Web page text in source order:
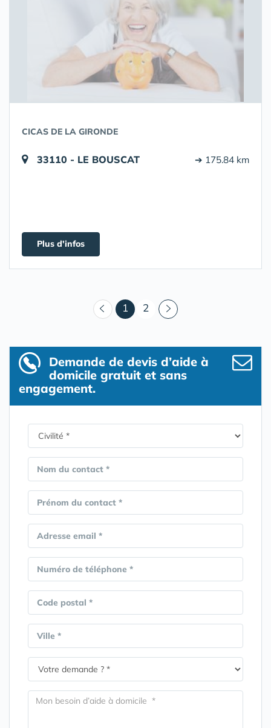
CICAS DE LA GIRONDE
33110 - LE BOUSCAT ➔ 175.84 km
Plus d'infos
1 (courant)
2
Demande de devis d’aide à
domicile gratuit et sans
engagement.
Nom du contact *
Prénom du contact *
Adresse email *
Numéro de téléphone *
Code postal *
Ville *